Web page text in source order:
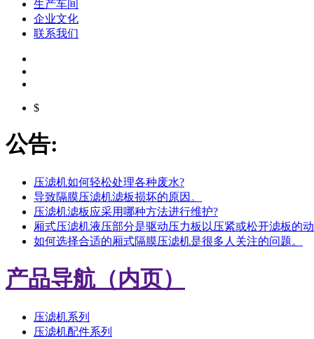
生产车间
企业文化
联系我们
$
公告:
压滤机如何轻松处理各种废水?
导致隔膜压滤机滤板损坏的原因。
压滤机滤板应采用哪种方法进行维护?
厢式压滤机液压部分是驱动压力板以压紧或松开滤板的
如何选择合适的厢式隔膜压滤机是很多人关注的问题。
产品导航（内页）
压滤机系列
压滤机配件系列